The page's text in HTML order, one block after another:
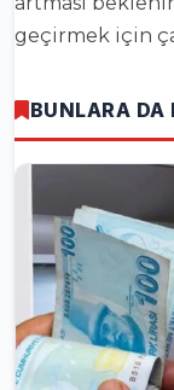
geçirmek için
BUNLARA